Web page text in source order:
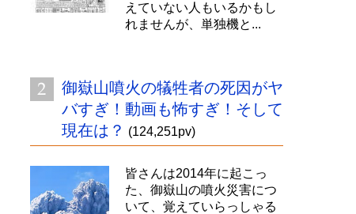
えていない人もいるかもし
れませんが、単独機と...
御嶽山噴火の犠牲者の死因がヤ
バすぎ！動画も怖すぎ！そして
現在は？ (124,251pv)
皆さんは2014年に起こっ
た、御嶽山の噴火災害につ
いて、覚えていらっしゃる